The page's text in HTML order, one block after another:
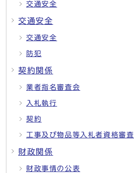
交通安全
交通安全
交通安全
防犯
契約関係
業者指名審査会
入札執行
契約
工事及び物品等入札者資格審査
財政関係
財政事情の公表